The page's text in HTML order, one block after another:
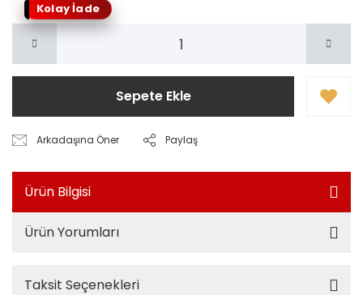
Kolay İade
Sepete Ekle
Arkadaşına Öner Paylaş
Ürün Bilgisi
Ürün Yorumları
Taksit Seçenekleri